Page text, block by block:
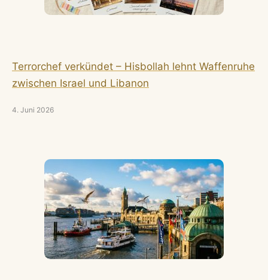
Terrorchef verkündet – Hisbollah lehnt Waffenruhe
zwischen Israel und Libanon
4. Juni 2026